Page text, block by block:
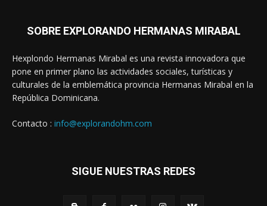
SOBRE EXPLORANDO HERMANAS MIRABAL
Hexplondo Hermanas Mirabal es una revista innovadora que
pone en primer plano las actividades sociales, turísticas y
culturales de la emblemática provincia Hermanas Mirabal en la
República Dominicana.
Contacto : info@explorandohm.com
SIGUE NUESTRAS REDES